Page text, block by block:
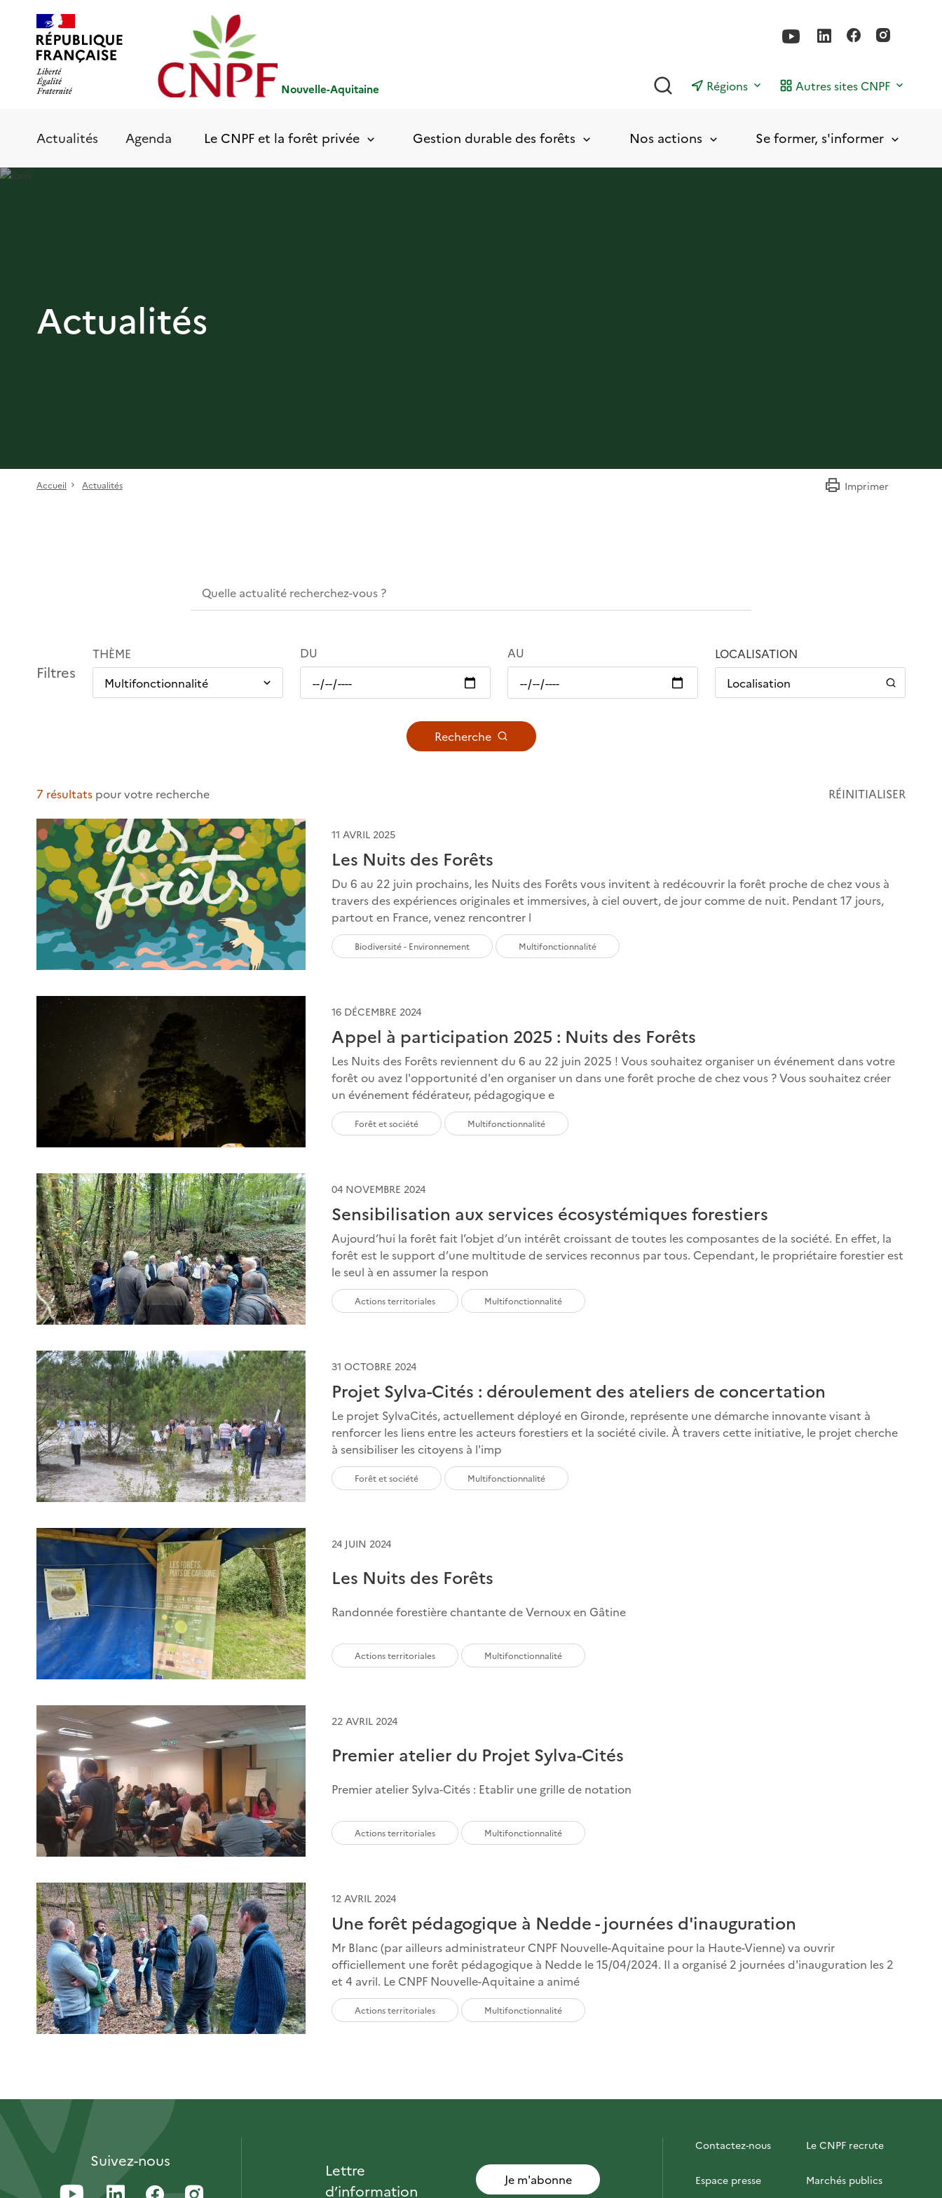
contenu
principal
Nouvelle-Aquitaine Rechercher
Régions Autres sites CNPF
Actualités Agenda Le CNPF et la forêt privée Gestion durable des forêts Nos actions Se former, s'informer
Actualités
Accueil Actualités Imprimer
Filtres
THÈME DU AU
LOCALISATION
Localisation
Recherche
7 résultats pour votre recherche RÉINITIALISER
11 AVRIL 2025
Les Nuits des Forêts
Du 6 au 22 juin prochains, les Nuits des Forêts vous invitent à redécouvrir la forêt proche de chez vous à
travers des expériences originales et immersives, à ciel ouvert, de jour comme de nuit. Pendant 17 jours,
partout en France, venez rencontrer l
Biodiversité - Environnement Multifonctionnalité
16 DÉCEMBRE 2024
Appel à participation 2025 : Nuits des Forêts
Les Nuits des Forêts reviennent du 6 au 22 juin 2025 ! Vous souhaitez organiser un événement dans votre
forêt ou avez l'opportunité d'en organiser un dans une forêt proche de chez vous ? Vous souhaitez créer
un événement fédérateur, pédagogique e
Forêt et société Multifonctionnalité
04 NOVEMBRE 2024
Sensibilisation aux services écosystémiques forestiers
Aujourd’hui la forêt fait l’objet d’un intérêt croissant de toutes les composantes de la société. En effet, la
forêt est le support d’une multitude de services reconnus par tous. Cependant, le propriétaire forestier est
le seul à en assumer la respon
Actions territoriales Multifonctionnalité
31 OCTOBRE 2024
Projet Sylva-Cités : déroulement des ateliers de concertation
Le projet SylvaCités, actuellement déployé en Gironde, représente une démarche innovante visant à
renforcer les liens entre les acteurs forestiers et la société civile. À travers cette initiative, le projet cherche
à sensibiliser les citoyens à l'imp
Forêt et société Multifonctionnalité
24 JUIN 2024
Les Nuits des Forêts
Randonnée forestière chantante de Vernoux en Gâtine
Actions territoriales Multifonctionnalité
22 AVRIL 2024
Premier atelier du Projet Sylva-Cités
Premier atelier Sylva-Cités : Etablir une grille de notation
Actions territoriales Multifonctionnalité
12 AVRIL 2024
Une forêt pédagogique à Nedde - journées d'inauguration
Mr Blanc (par ailleurs administrateur CNPF Nouvelle-Aquitaine pour la Haute-Vienne) va ouvrir
officiellement une forêt pédagogique à Nedde le 15/04/2024. Il a organisé 2 journées d'inauguration les 2
et 4 avril. Le CNPF Nouvelle-Aquitaine a animé
Actions territoriales Multifonctionnalité
Suivez-nous
Lettre
d’information
Je m'abonne
Contactez-nous Le CNPF recrute
Espace presse Marchés publics